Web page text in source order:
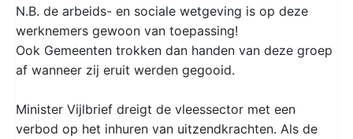
N.B. de arbeids- en sociale wetgeving is op deze
werknemers gewoon van toepassing!
Ook Gemeenten trokken dan handen van deze groep
af wanneer zij eruit werden gegooid.
Minister Vijlbrief dreigt de vleessector met een
verbod op het inhuren van uitzendkrachten. Als de